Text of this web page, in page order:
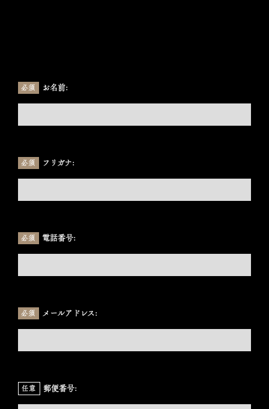
必須 お名前:
必須 フリガナ:
必須 電話番号:
必須 メールアドレス:
任意 郵便番号: